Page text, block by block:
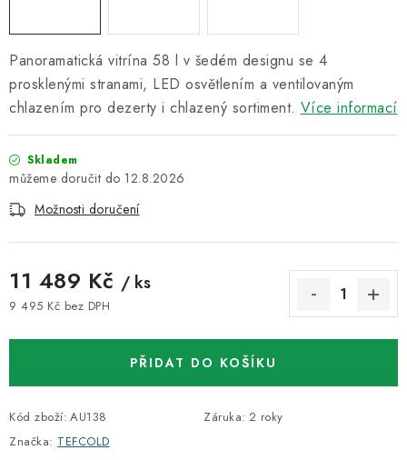
Panoramatická vitrína 58 l v šedém designu se 4
prosklenými stranami, LED osvětlením a ventilovaným
chlazením pro dezerty i chlazený sortiment. Více informací
Skladem
12.8.2026
Možnosti doručení
11 489 Kč / ks
9 495 Kč bez DPH
PŘIDAT DO KOŠÍKU
Kód zboží: AU138 Záruka: 2 roky
Značka: TEFCOLD